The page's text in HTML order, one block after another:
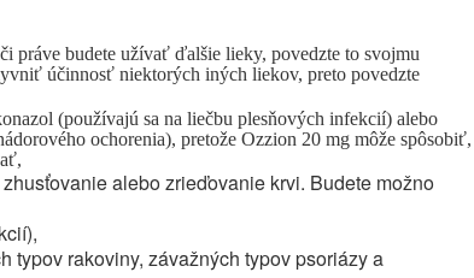
práve budete užívať ďalšie lieky, povedzte to svojmu
účinnosť niektorých iných liekov, preto povedzte
(používajú sa na liečbu plesňových infekcií) alebo
ochorenia), pretože Ozzion 20 mg môže spôsobiť,
alebo zrieďovanie krvi. Budete možno
typov rakoviny, závažných typov psoriázy a